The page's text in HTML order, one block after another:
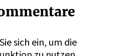
Sie sich ein, um die